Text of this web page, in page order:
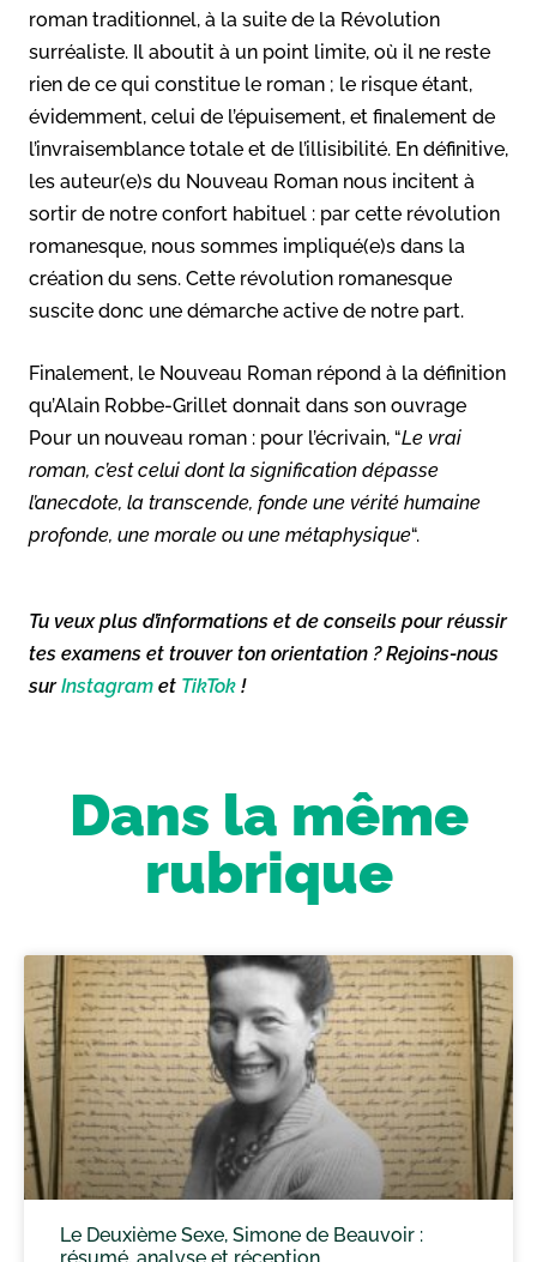
roman traditionnel, à la suite de la Révolution
surréaliste. Il aboutit à un point limite, où il ne reste
rien de ce qui constitue le roman ; le risque étant,
évidemment, celui de l’épuisement, et finalement de
l’invraisemblance totale et de l’illisibilité. En définitive,
les auteur(e)s du Nouveau Roman nous incitent à
sortir de notre confort habituel : par cette révolution
romanesque, nous sommes impliqué(e)s dans la
création du sens. Cette révolution romanesque
suscite donc une démarche active de notre part.
Finalement, le Nouveau Roman répond à la définition
qu’Alain Robbe-Grillet donnait dans son ouvrage
Pour un nouveau roman : pour l’écrivain, “Le vrai
roman, c’est celui dont la signification dépasse
l’anecdote, la transcende, fonde une vérité humaine
profonde, une morale ou une métaphysique“.
Tu veux plus d’informations et de conseils pour réussir
tes examens et trouver ton orientation ? Rejoins-nous
surInstagram et TikTok !
Dans la même
rubrique
Le Deuxième Sexe, Simone de Beauvoir :
résumé, analyse et réception